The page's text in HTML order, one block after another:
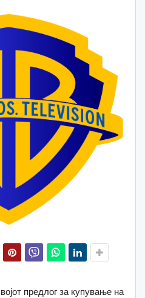
предлог за купување на